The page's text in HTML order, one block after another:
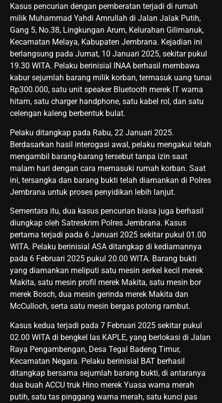
Kasus pencurian dengan pemberatan terjadi di rumah
milik Muhammad Yahdi Amrullah di Jalan Jalak Putih,
Gang 5, No.38, Lingkungan Arum, Kelurahan Gilimanuk,
Kecamatan Melaya, Kabupaten Jembrana. Kejadian ini
berlangsung pada Jumat, 10 Januari 2025, sekitar pukul
19.30 WITA. Pelaku berinisial INAA berhasil membawa
kabur sejumlah barang milik korban, termasuk uang tunai
Rp300.000, satu unit speaker Bluetooth merek IT warna
hitam, satu charger handphone, satu kabel rol, dan satu
celengan kaleng berbentuk bulat.
Pelaku ditangkap pada Rabu, 22 Januari 2025.
Berdasarkan hasil interogasi awal, pelaku mengakui telah
mengambil barang-barang tersebut tanpa izin saat
malam hari dengan cara memasuki rumah korban. Saat
ini, tersangka dan barang bukti telah diamankan di Polres
Jembrana untuk proses penyidikan lebih lanjut.
Sementara itu, dua kasus pencurian biasa juga berhasil
diungkap oleh Satreskrim Polres Jembrana. Kasus
pertama terjadi pada 6 Januari 2025 sekitar pukul 01.00
WITA. Pelaku berinisial ASA ditangkap di kediamannya
pada 6 Februari 2025 pukul 20.00 WITA. Barang bukti
yang diamankan meliputi satu mesin serkel kecil merek
Makita, satu mesin profil merek Makita, satu mesin bor
merek Bosch, dua mesin gerinda merek Makita dan
McCulloch, serta satu mesin bergas potong rambut.
Kasus kedua terjadi pada 7 Februari 2025 sekitar pukul
02.00 WITA di bengkel las KAPLE, yang berlokasi di Jalan
Raya Pengambengan, Desa Tegal Badeng Timur,
Kecamatan Negara. Pelaku berinisial BAT berhasil
ditangkap bersama sejumlah barang bukti, di antaranya
dua buah ACCU truk Hino merek Yuasa warna merah
putih, satu tas pinggang warna merah, satu kunci pas